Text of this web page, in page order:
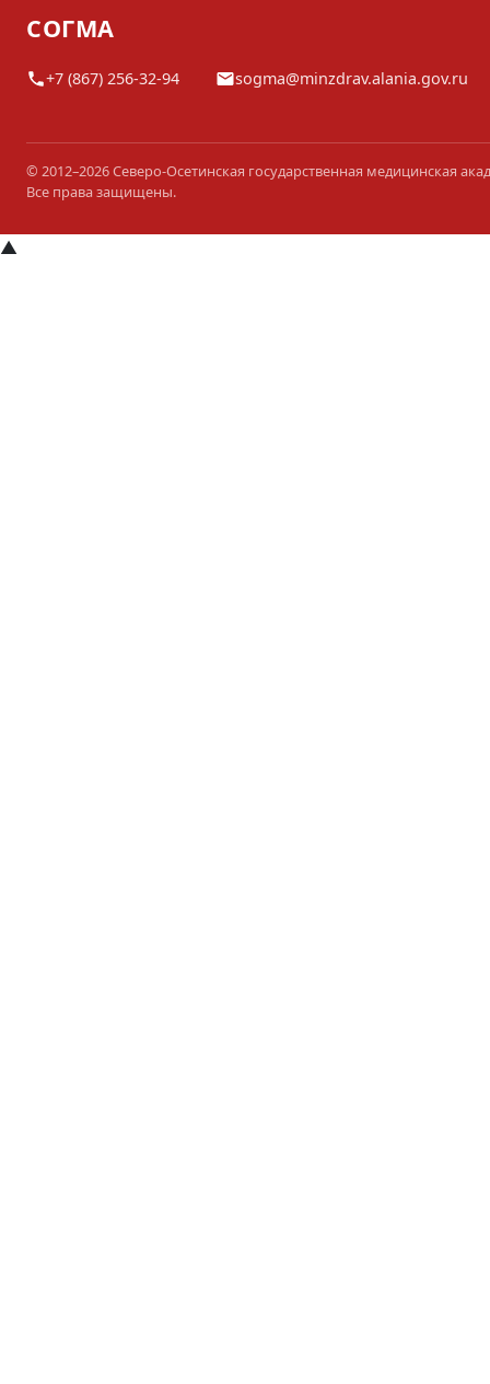
СОГМА
+7 (867) 256-32-94 sogma@minzdrav.alania.gov.ru
© 2012–2026 Северо-Осетинская государственная медицинская
Все права защищены.
▲